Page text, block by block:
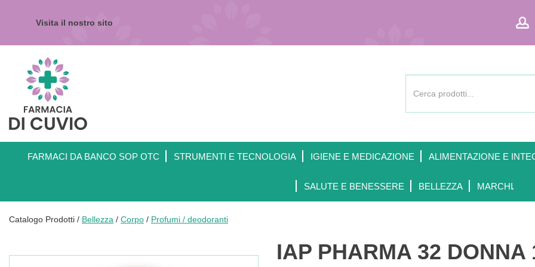
Visita il nostro sito
Farmacia
Cuvio
Prodotto
FARMACI DA BANCO SOP OTC STRUMENTI E TECNOLOGIA IGIENE E MEDICAZIONE ALIMENTAZIONE E
SALUTE E BENESSERE BELLEZZA MARCHI
Catalogo Prodotti / Bellezza / Corpo / Profumi / deodoranti
IAP PHARMA 32 DONNA